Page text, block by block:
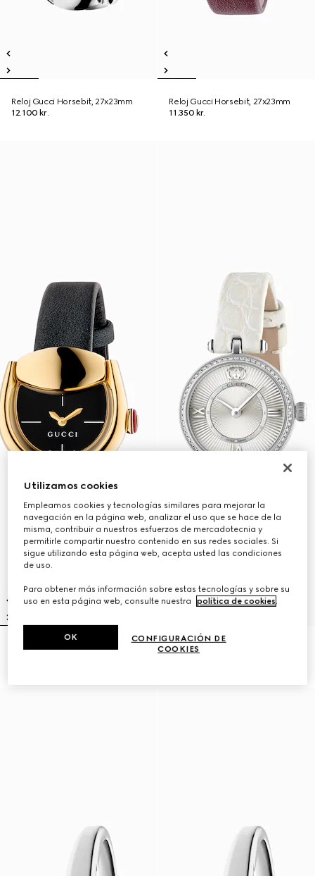
Reloj Gucci Horsebit, 27x23mm
12.100 kr.
Reloj Gucci Horsebit, 27x23mm
11.350 kr.
Reloj Gucci Horsebit, 27x23mm
Reloj modelo 2000, 24 mm
Utilizamos cookies
Empleamos cookies y tecnologías similares para mejorar la
navegación en la página web, analizar el uso que se hace de la
misma, contribuir a nuestros esfuerzos de mercadotecnia y
permitirle compartir nuestro contenido en sus redes sociales. Si
sigue utilizando esta página web, acepta usted las condiciones
de uso.
Para obtener más información sobre estas tecnologías y sobre su
uso en esta página web, consulte nuestra
política de cookies.
CONFIGURACIÓN DE
COOKIES
OK